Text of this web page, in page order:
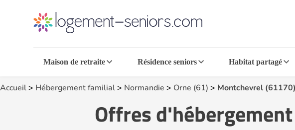
Maison de retraite Résidence seniors Habitat partagé
Accueil> Hébergement familial> Normandie > Orne (61) > Montchevrel (61170)
Offres